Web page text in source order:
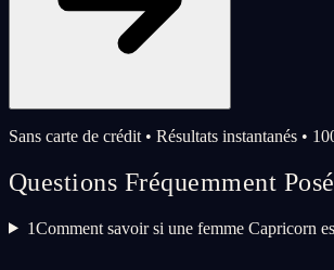
Sans carte de crédit • Résultats instantanés •
Questions Fréquemment
1Comment savoir si une femme Capricorn